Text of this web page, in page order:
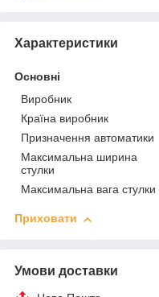
Характеристики
Основні
Виробник
Країна виробник
Призначення автоматики
Максимальна ширина
стулки
Максимальна вага стулки
Приховати
Умови доставки